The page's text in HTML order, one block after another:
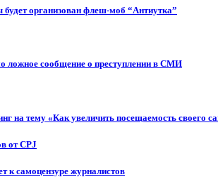
организован флеш-моб “Антиутка”
ложное сообщение о преступлении в СМИ
на тему «Как увеличить посещаемость своего
от CPJ
к самоцензуре журналистов